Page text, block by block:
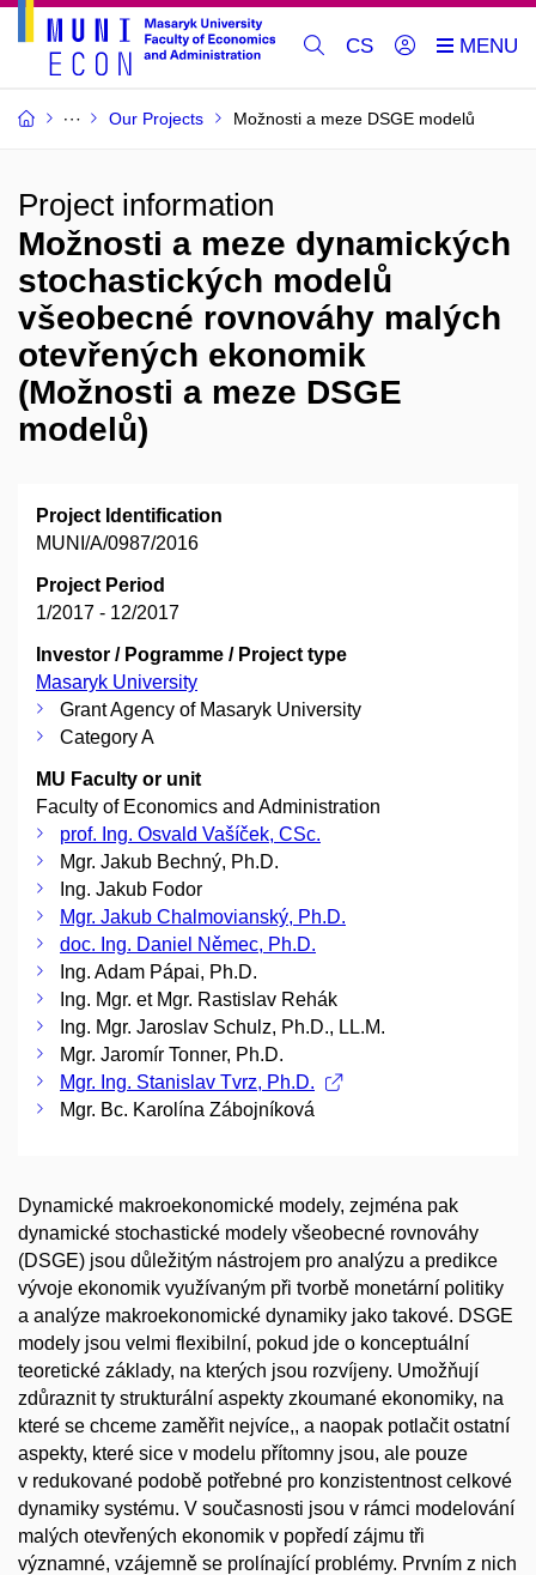
CS
Our Projects Možnosti a meze DSGE modelů
Project information
Možnosti a meze dynamických
stochastických modelů
všeobecné rovnováhy malých
otevřených ekonomik
(Možnosti a meze DSGE
modelů)
Project Identification
MUNI/A/0987/2016
Project Period
1/2017 - 12/2017
Investor / Pogramme / Project type
Masaryk University
Grant Agency of Masaryk University
Category A
MU Faculty or unit
Faculty of Economics and Administration
prof. Ing. Osvald Vašíček, CSc.
Mgr. Jakub Bechný, Ph.D.
Ing. Jakub Fodor
Mgr. Jakub Chalmovianský, Ph.D.
doc. Ing. Daniel Němec, Ph.D.
Ing. Adam Pápai, Ph.D.
Ing. Mgr. et Mgr. Rastislav Rehák
Ing. Mgr. Jaroslav Schulz, Ph.D., LL.M.
Mgr. Jaromír Tonner, Ph.D.
Mgr. Ing. Stanislav Tvrz, Ph.D.
Mgr. Bc. Karolína Zábojníková
Dynamické makroekonomické modely, zejména pak
dynamické stochastické modely všeobecné rovnováhy
(DSGE) jsou důležitým nástrojem pro analýzu a predikce
vývoje ekonomik využívaným při tvorbě monetární politiky
a analýze makroekonomické dynamiky jako takové. DSGE
modely jsou velmi flexibilní, pokud jde o konceptuální
teoretické základy, na kterých jsou rozvíjeny. Umožňují
zdůraznit ty strukturální aspekty zkoumané ekonomiky, na
které se chceme zaměřit nejvíce,, a naopak potlačit ostatní
aspekty, které sice v modelu přítomny jsou, ale pouze
v redukované podobě potřebné pro konzistentnost celkové
dynamiky systému. V současnosti jsou v rámci modelování
malých otevřených ekonomik v popředí zájmu tři
významné, vzájemně se prolínající problémy. Prvním z nich